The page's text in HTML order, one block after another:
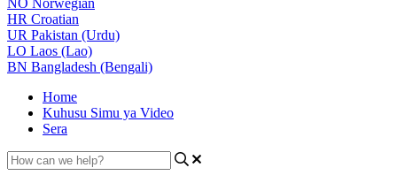
NO Norwegian
HR Croatian
UR Pakistan (Urdu)
LO Laos (Lao)
BN Bangladesh (Bengali)
Home
Kuhusu Simu ya Video
Sera